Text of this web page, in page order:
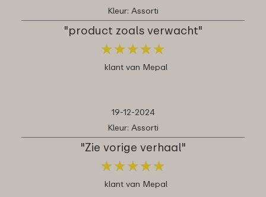
Kleur: Assorti
"product zoals verwacht"
★★★★★
★★★★★
klant van Mepal
19-12-2024
Kleur: Assorti
"Zie vorige verhaal"
★★★★★
★★★★★
klant van Mepal